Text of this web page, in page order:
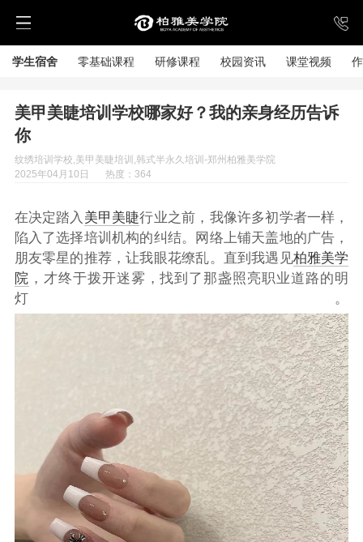
学生宿舍 零基础课程 研修课程 校园资讯 课堂视频
美甲美睫培训学校哪家好？我的亲身经历告诉
你
纹绣培训学校,美甲美睫培训,韩式半永久培训-郑州柏雅美学院
2025年04月10日
热度：364
在决定踏入 美甲美睫行业之前，我像许多初学者一样，
陷入了选择培训机构的纠结。网络上铺天盖地的广告，
朋友零星的推荐，让我眼花缭乱。直到我遇见柏雅美学
院 ，才终于拨开迷雾，找到了那盏照亮职业道路的明
灯。